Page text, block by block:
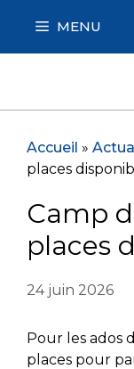
contenu
MENU
Accueil »
places
Camp
places
24 juin 2026
Pour les ados
places pour